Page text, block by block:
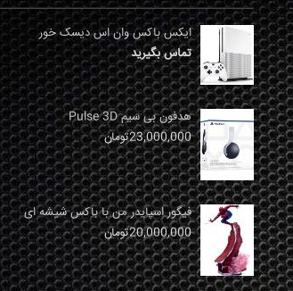
ایکس باکس وان اس دیسک خور
تماس بگیرید
هدفون بی سیم Pulse 3D
23,000,000تومان
فیگور اسپایدر من با باکس شیشه ای
20,000,000تومان